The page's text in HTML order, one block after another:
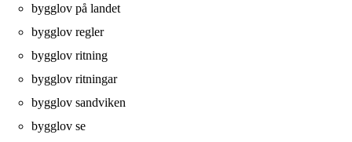
bygglov på landet
bygglov regler
bygglov ritning
bygglov ritningar
bygglov sandviken
bygglov se